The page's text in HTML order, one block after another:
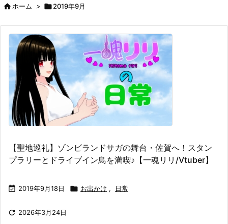
ホーム > 2019年9月
【聖地巡礼】ゾンビランドサガの舞台・佐賀へ！スタン
プラリーとドライブイン鳥を満喫♪【一魂リリ/Vtuber】
 2019年9月18日  お出かけ , 日常
 2026年3月24日